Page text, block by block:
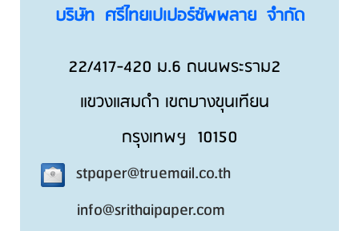
บริษัท ศรีไทยเปเปอร์ซัพพลาย จำกัด
22/417-420 ม.6 ถนนพระราม2
แขวงแสมดํา เขตบางขุนเทียน
กรุงเทพฯ 10150
stpaper@truemail.co.th
info@srithaipaper.com